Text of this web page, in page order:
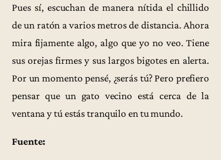
Pues sí, escuchan de manera nítida el chillido
de un ratón a varios metros de distancia. Ahora
mira fijamente algo, algo que yo no veo. Tiene
sus orejas firmes y sus largos bigotes en alerta.
Por un momento pensé, ¿serás tú? Pero prefiero
pensar que un gato vecino está cerca de la
ventana y tú estás tranquilo en tu mundo.
Fuente: